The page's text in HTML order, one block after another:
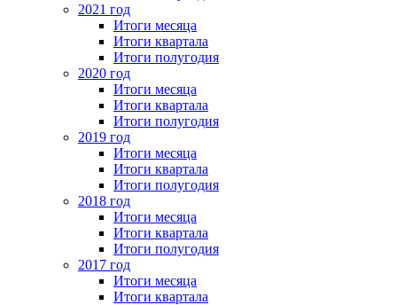
2021 год
Итоги месяца
Итоги квартала
Итоги полугодия
2020 год
Итоги месяца
Итоги квартала
Итоги полугодия
2019 год
Итоги месяца
Итоги квартала
Итоги полугодия
2018 год
Итоги месяца
Итоги квартала
Итоги полугодия
2017 год
Итоги месяца
Итоги квартала